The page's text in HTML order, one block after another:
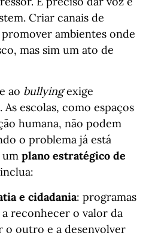
Criar canais de
ambientes onde
mas sim um ato de
ao bullyingexige
escolas, como espaços
humana, não podem
o problema já está
um plano estratégico de
e cidadania: programas
reconhecer o valor da
o outro e a desenvolver